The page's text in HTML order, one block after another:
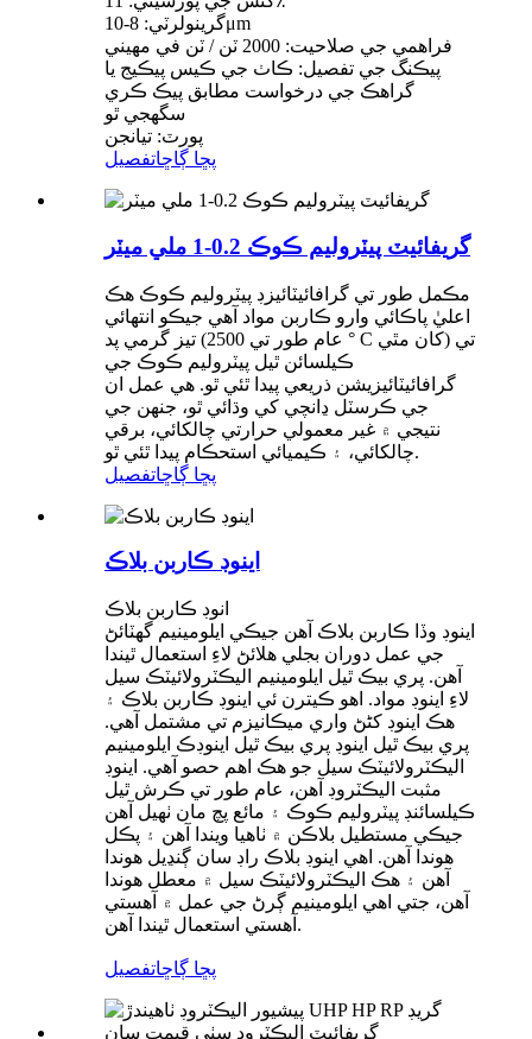
گرينولرٽي: 8-10μm
فراهمي جي صلاحيت: 2000 ٽن / ٽن في مهيني
پيڪنگ جي تفصيل: ڪاٺ جي ڪيس پيڪيج يا
گراهڪ جي درخواست مطابق پيڪ ڪري
سگهجي ٿو
پورٽ: تيانجن
پڇا ڳاڇاتفصيل
گريفائيٽ پيٽروليم ڪوڪ 0.2-1 ملي ميٽر
مڪمل طور تي گرافائيٽائيزڊ پيٽروليم ڪوڪ هڪ
اعليٰ پاڪائي وارو ڪاربن مواد آهي جيڪو انتهائي
تيز گرمي پد (عام طور تي 2500 ° C کان مٿي) تي
ڪيلسائن ٿيل پيٽروليم ڪوڪ جي
گرافائيٽائيزيشن ذريعي پيدا ٿئي ٿو. هي عمل ان
جي ڪرسٽل ڍانچي کي وڌائي ٿو، جنهن جي
نتيجي ۾ غير معمولي حرارتي چالکائي، برقي
چالکائي، ۽ ڪيميائي استحڪام پيدا ٿئي ٿو.
پڇا ڳاڇاتفصيل
اينوڊ ڪاربن بلاڪ
انوڊ ڪاربن بلاڪ
اينوڊ وڏا ڪاربن بلاڪ آهن جيڪي ايلومينيم گهٽائڻ
جي عمل دوران بجلي هلائڻ لاءِ استعمال ٿيندا
آهن. پري بيڪ ٿيل ايلومينيم اليڪٽرولائيٽڪ سيل
لاءِ اينوڊ مواد. اهو ڪيترن ئي اينوڊ ڪاربن بلاڪ ۽
هڪ اينوڊ کڻڻ واري ميڪانيزم تي مشتمل آهي.
پري بيڪ ٿيل اينوڊ پري بيڪ ٿيل اينوڊڪ ايلومينيم
اليڪٽرولائيٽڪ سيل جو هڪ اهم حصو آهي. اينوڊ
مثبت اليڪٽروڊ آهن، عام طور تي ڪرش ٿيل
ڪيلسائنڊ پيٽروليم ڪوڪ ۽ مائع پچ مان ٺهيل آهن
جيڪي مستطيل بلاڪن ۾ ٺاهيا ويندا آهن ۽ پڪل
هوندا آهن. اهي اينوڊ بلاڪ راڊ سان ڳنڍيل هوندا
آهن ۽ هڪ اليڪٽرولائيٽڪ سيل ۾ معطل هوندا
آهن، جتي اهي ايلومينيم ڳرڻ جي عمل ۾ آهستي
آهستي استعمال ٿيندا آهن.
پڇا ڳاڇاتفصيل